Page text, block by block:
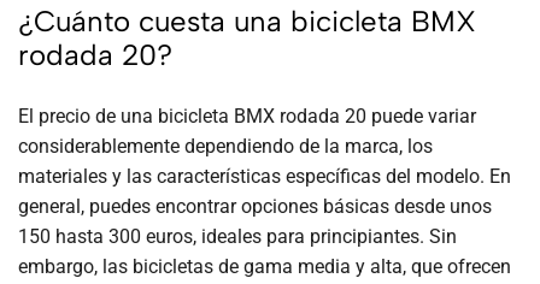
¿Cuánto cuesta una bicicleta BMX
rodada 20?
El precio de una bicicleta BMX rodada 20 puede variar
considerablemente dependiendo de la marca, los
materiales y las características específicas del modelo. En
general, puedes encontrar opciones básicas desde unos
150 hasta 300 euros, ideales para principiantes. Sin
embargo, las bicicletas de gama media y alta, que ofrecen